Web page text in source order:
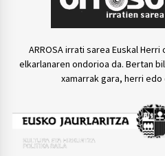
ARROSA irrati sarea Euskal
elkarlanaren ondorioa da. Bertan
xamarrak gara, herri